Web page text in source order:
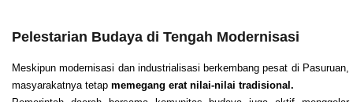
Pelestarian Budaya di Tengah Modernisasi
Meskipun modernisasi dan industrialisasi berkembang pesat di Pasuruan,
masyarakatnya tetap memegang erat nilai-nilai tradisional.